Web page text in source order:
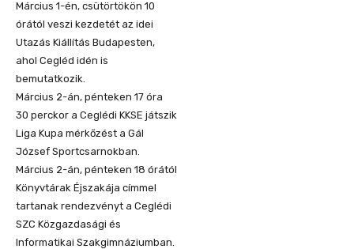
Március 1-én, csütörtökön 10
órától veszi kezdetét az idei
Utazás Kiállítás Budapesten,
ahol Cegléd idén is
bemutatkozik.
Március 2-án, pénteken 17 óra
30 perckor a Ceglédi KKSE játszik
Liga Kupa mérkőzést a Gál
József Sportcsarnokban.
Március 2-án, pénteken 18 órától
Könyvtárak Éjszakája címmel
tartanak rendezvényt a Ceglédi
SZC Közgazdasági és
Informatikai Szakgimnáziumban.